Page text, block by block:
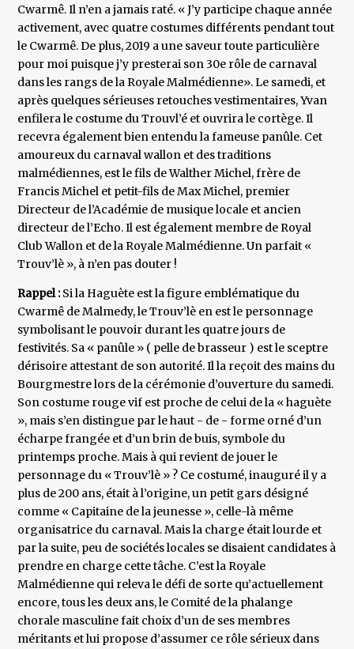
Cwarmê. Il n’en a jamais raté. « J’y participe chaque année
activement, avec quatre costumes différents pendant tout
le Cwarmê. De plus, 2019 a une saveur toute particulière
pour moi puisque j’y presterai son 30e rôle de carnaval
dans les rangs de la Royale Malmédienne». Le samedi, et
après quelques sérieuses retouches vestimentaires, Yvan
enfilera le costume du Trouvl’é et ouvrira le cortège. Il
recevra également bien entendu la fameuse panûle. Cet
amoureux du carnaval wallon et des traditions
malmédiennes, est le fils de Walther Michel, frère de
Francis Michel et petit-fils de Max Michel, premier
Directeur de l’Académie de musique locale et ancien
directeur de l’Echo. Il est également membre de Royal
Club Wallon et de la Royale Malmédienne. Un parfait «
Trouv’lè », à n’en pas douter !
Rappel :Si la Haguète est la figure emblématique du
Cwarmê de Malmedy, le Trouv’lè en est le personnage
symbolisant le pouvoir durant les quatre jours de
festivités. Sa « panûle » ( pelle de brasseur ) est le sceptre
dérisoire attestant de son autorité. Il la reçoit des mains du
Bourgmestre lors de la cérémonie d’ouverture du samedi.
Son costume rouge vif est proche de celui de la « haguète
», mais s’en distingue par le haut - de - forme orné d’un
écharpe frangée et d’un brin de buis, symbole du
printemps proche. Mais à qui revient de jouer le
personnage du « Trouv’lè » ? Ce costumé, inauguré il y a
plus de 200 ans, était à l’origine, un petit gars désigné
comme « Capitaine de la jeunesse », celle-là même
organisatrice du carnaval. Mais la charge était lourde et
par la suite, peu de sociétés locales se disaient candidates à
prendre en charge cette tâche. C’est la Royale
Malmédienne qui releva le défi de sorte qu’actuellement
encore, tous les deux ans, le Comité de la phalange
chorale masculine fait choix d’un de ses membres
méritants et lui propose d’assumer ce rôle sérieux dans